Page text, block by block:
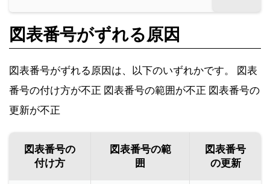
図表番号がずれる原因
図表番号がずれる原因は、以下のいずれかです。 図表
番号の付け方が不正 図表番号の範囲が不正 図表番号の
更新が不正
図表番号の
付け方
図表番号の範
囲
図表番号
の更新